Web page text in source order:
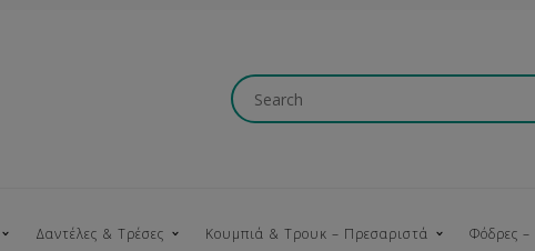
Δαντέλες & Τρέσες Κουμπιά & Τρουκ – Πρεσαριστά Φόδρες